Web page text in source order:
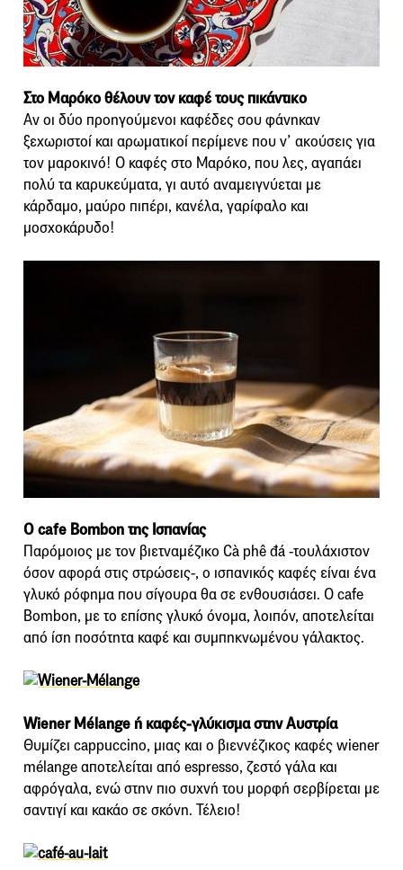
Στο Μαρόκο θέλουν τον καφέ τους πικάντικο
Αν οι δύο προηγούμενοι καφέδες σου φάνηκαν
ξεχωριστοί και αρωματικοί περίμενε που ν’ ακούσεις για
τον μαροκινό! Ο καφές στο Μαρόκο, που λες, αγαπάει
πολύ τα καρυκεύματα, γι αυτό αναμειγνύεται με
κάρδαμο, μαύρο πιπέρι, κανέλα, γαρίφαλο και
μοσχοκάρυδο!
Ο cafe Bombon της Ισπανίας
Παρόμοιος με τον βιετναμέζικο Cà phê đá -τουλάχιστον
όσον αφορά στις στρώσεις-, ο ισπανικός καφές είναι ένα
γλυκό ρόφημα που σίγουρα θα σε ενθουσιάσει. Ο cafe
Bombon, με το επίσης γλυκό όνομα, λοιπόν, αποτελείται
από ίση ποσότητα καφέ και συμπηκνωμένου γάλακτος.
Wiener Mélange ή καφές-γλύκισμα στην Αυστρία
Θυμίζει cappuccino, μιας και ο βιεννέζικος καφές wiener
mélange αποτελείται από espresso, ζεστό γάλα και
αφρόγαλα, ενώ στην πιο συχνή του μορφή σερβίρεται με
σαντιγί και κακάο σε σκόνη. Τέλειο!